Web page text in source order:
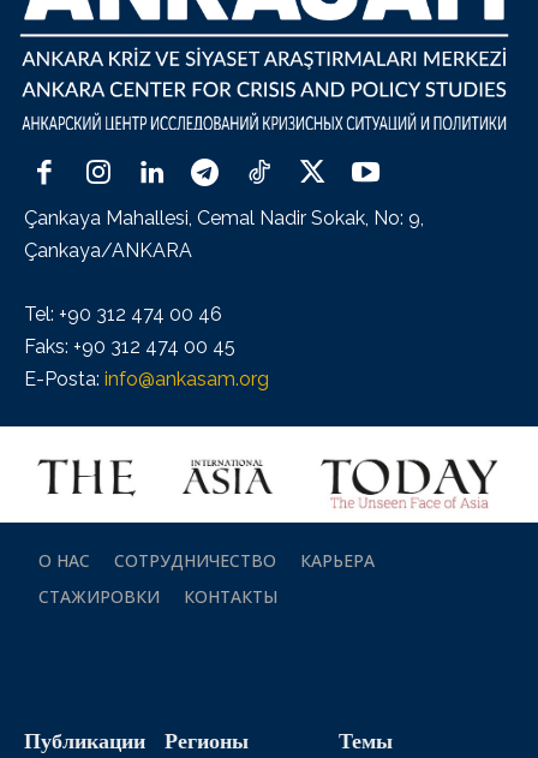
Çankaya Mahallesi, Cemal Nadir Sokak, No: 9,
Çankaya/ANKARA
Tel: +90 312 474 00 46
Faks: +90 312 474 00 45
E-Posta: info@ankasam.org
О НАС СОТРУДНИЧЕСТВО
КАРЬЕРА
СТАЖИРОВКИ
КОНТАКТЫ
Публикации Регионы Темы